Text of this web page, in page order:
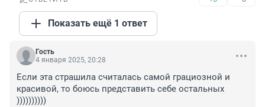
Показать ещё 1 ответ
Гость
4 января 2025, 20:28
Если эта страшила считалась самой грациозной и
красивой, то боюсь представить себе остальных
))))))))))